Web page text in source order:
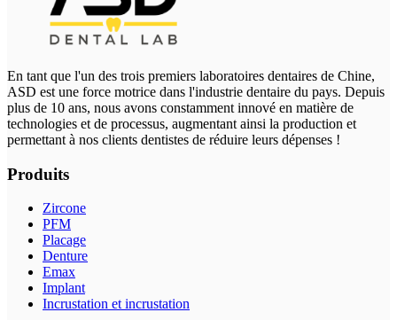
En tant que l'un des trois premiers laboratoires dentaires de Chine,
ASD est une force motrice dans l'industrie dentaire du pays. Depuis
plus de 10 ans, nous avons constamment innové en matière de
technologies et de processus, augmentant ainsi la production et
permettant à nos clients dentistes de réduire leurs dépenses !
Produits
Zircone
PFM
Placage
Denture
Emax
Implant
Incrustation et incrustation